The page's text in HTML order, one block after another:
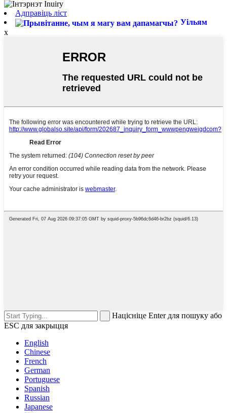
Адправіць ліст
Уільям
x
Націсніце Enter для пошуку або
ESC для закрыцця
English
Chinese
French
German
Portuguese
Spanish
Russian
Japanese